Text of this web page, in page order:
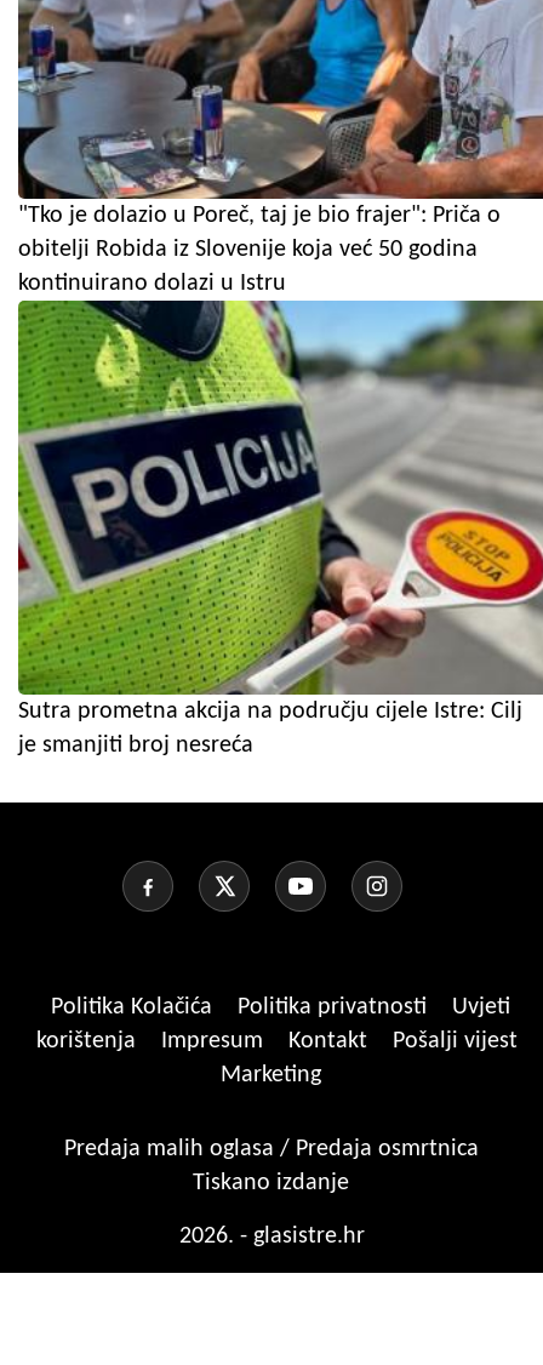
"Tko je dolazio u Poreč, taj je bio frajer": Priča o
obitelji Robida iz Slovenije koja već 50 godina
kontinuirano dolazi u Istru
Sutra prometna akcija na području cijele Istre: Cilj
je smanjiti broj nesreća
Politika Kolačića Politika privatnosti
Uvjeti
korištenja
Impresum Kontakt
Pošalji vijest
Marketing
Predaja malih oglasa / Predaja osmrtnica
Tiskano izdanje
2026. - glasistre.hr